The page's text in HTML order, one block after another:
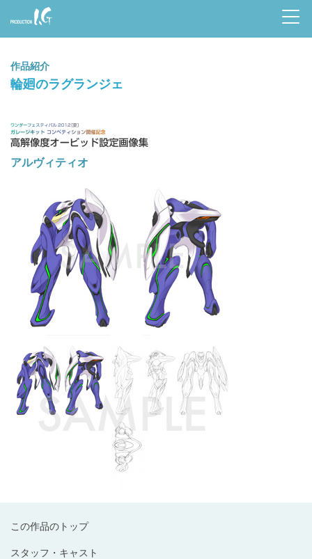
Prod
uctio
n I.G
作品紹介
輪廻のラグランジェ
この作品のトップ
スタッフ・キャスト
高解像度オービッド設定画像集
アルヴィティオ